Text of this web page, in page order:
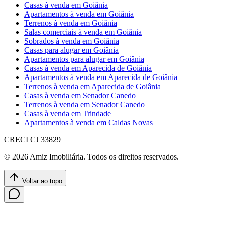
Casas à venda em Goiânia
Apartamentos à venda em Goiânia
Terrenos à venda em Goiânia
Salas comerciais à venda em Goiânia
Sobrados à venda em Goiânia
Casas para alugar em Goiânia
Apartamentos para alugar em Goiânia
Casas à venda em Aparecida de Goiânia
Apartamentos à venda em Aparecida de Goiânia
Terrenos à venda em Aparecida de Goiânia
Casas à venda em Senador Canedo
Terrenos à venda em Senador Canedo
Casas à venda em Trindade
Apartamentos à venda em Caldas Novas
CRECI CJ 33829
© 2026Amiz Imobiliária. Todos os direitos reservados.
Voltar ao topo